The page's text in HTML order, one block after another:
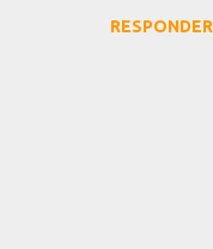
RESPONDER